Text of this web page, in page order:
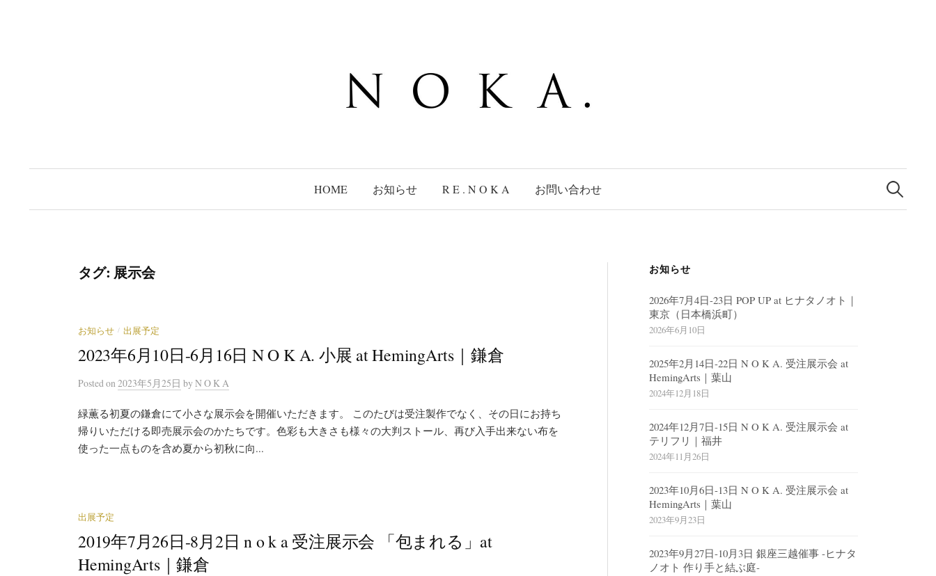
ッ
HOME お知らせ R E . N O K A お問い合わせ
検
索:
タグ:展示会
お知らせ / 出展予定
2023年6月10日-6月16日 N O K A. 小展 at HemingArts｜鎌倉
Postedon 2023年5月25日 by N O K A
緑薫る初夏の鎌倉にて小さな展示会を開催いただきます。 このたびは受注製作でなく、その日にお持ち
帰りいただける即売展示会のかたちです。色彩も大きさも様々の大判ストール、再び入手出来ない布を
使った一点ものを含め夏から初秋に向...
出展予定
2019年7月26日-8月2日 n o k a 受注展示会 「包まれる」at
HemingArts｜鎌倉
お知らせ
2026年7月4日-23日 POP UP at ヒナタノオト｜
東京（日本橋浜町）
2026年6月10日
2025年2月14日-22日 N O K A. 受注展示会 at
HemingArts｜葉山
2024年12月18日
2024年12月7日-15日 N O K A. 受注展示会 at
テリフリ｜福井
2024年11月26日
2023年10月6日-13日 N O K A. 受注展示会 at
HemingArts｜葉山
2023年9月23日
2023年9月27日-10月3日 銀座三越催事 -ヒナタ
ノオト 作り手と結ぶ庭-